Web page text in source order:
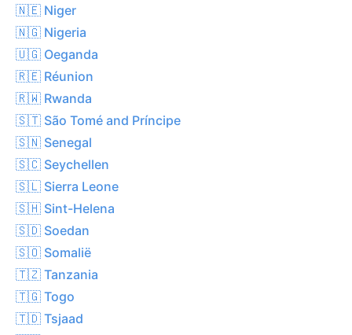
🇳🇪 Niger
🇳🇬 Nigeria
🇺🇬 Oeganda
🇷🇪 Réunion
🇷🇼 Rwanda
🇸🇹 São Tomé and Príncipe
🇸🇳 Senegal
🇸🇨 Seychellen
🇸🇱 Sierra Leone
🇸🇭 Sint-Helena
🇸🇩 Soedan
🇸🇴 Somalië
🇹🇿 Tanzania
🇹🇬 Togo
🇹🇩 Tsjaad